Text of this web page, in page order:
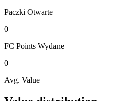
Paczki Otwarte
0
FC Points Wydane
0
Avg. Value